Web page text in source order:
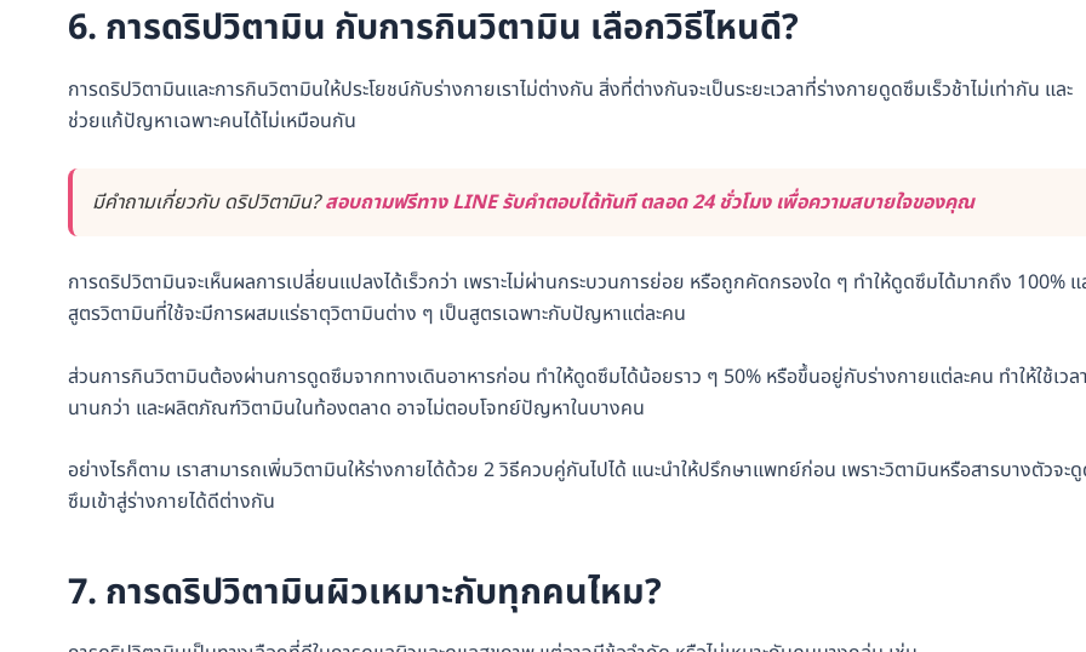
6. การดริปวิตามิน กับการกินวิตามิน เลือกวิธีไหนดี?
การดริปวิตามินและการกินวิตามินให้ประโยชน์กับร่างกายเราไม่ต่างกัน สิ่งที่ต่างกันจะเป็นระยะเวลาที่ร่างกายดูดซึมเร็วช้าไม่เท่ากัน และ
ช่วยแก้ปัญหาเฉพาะคนได้ไม่เหมือนกัน
มีคำถามเกี่ยวกับ ดริปวิตามิน?สอบถามฟรีทาง LINE รับคำตอบได้ทันที ตลอด 24 ชั่วโมง เพื่อความสบายใจของคุณ
การดริปวิตามินจะเห็นผลการเปลี่ยนแปลงได้เร็วกว่า เพราะไม่ผ่านกระบวนการย่อย หรือถูกคัดกรองใด ๆ ทำให้ดูดซึมได้มากถึง 100% แ
สูตรวิตามินที่ใช้จะมีการผสมแร่ธาตุวิตามินต่าง ๆ เป็นสูตรเฉพาะกับปัญหาแต่ละคน
ส่วนการกินวิตามินต้องผ่านการดูดซึมจากทางเดินอาหารก่อน ทำให้ดูดซึมได้น้อยราว ๆ 50% หรือขึ้นอยู่กับร่างกายแต่ละคน ทำให้ใช้เวล
นานกว่า และผลิตภัณฑ์วิตามินในท้องตลาด อาจไม่ตอบโจทย์ปัญหาในบางคน
อย่างไรก็ตาม เราสามารถเพิ่มวิตามินให้ร่างกายได้ด้วย 2 วิธีควบคู่กันไปได้ แนะนำให้ปรึกษาแพทย์ก่อน เพราะวิตามินหรือสารบางตัวจะ
ซึมเข้าสู่ร่างกายได้ดีต่างกัน
7. การดริปวิตามินผิวเหมาะกับทุกคนไหม?